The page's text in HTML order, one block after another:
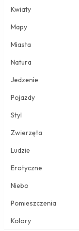
Kwiaty
Mapy
Miasta
Natura
Jedzenie
Pojazdy
Styl
Zwierzęta
Ludzie
Erotyczne
Niebo
Pomieszczenia
Kolory